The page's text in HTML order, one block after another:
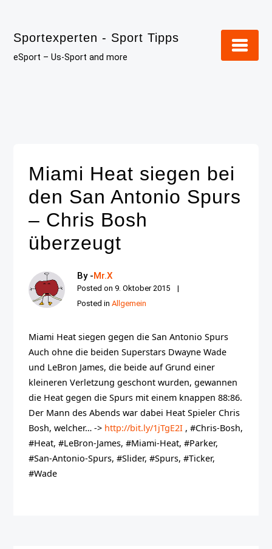
content
Sportexperten - Sport Tipps
eSport – Us-Sport and more
Miami Heat siegen bei
den San Antonio Spurs
– Chris Bosh
überzeugt
By -Mr.X
Posted on9. Oktober 2015
Posted inAllgemein
Miami Heat siegen gegen die San Antonio Spurs
Auch ohne die beiden Superstars Dwayne Wade
und LeBron James, die beide auf Grund einer
kleineren Verletzung geschont wurden, gewannen
die Heat gegen die Spurs mit einem knappen 88:86.
Der Mann des Abends war dabei Heat Spieler Chris
Bosh, welcher… -> http://bit.ly/1jTgE2I , #Chris-Bosh,
#Heat, #LeBron-James, #Miami-Heat, #Parker,
#San-Antonio-Spurs, #Slider, #Spurs, #Ticker,
#Wade